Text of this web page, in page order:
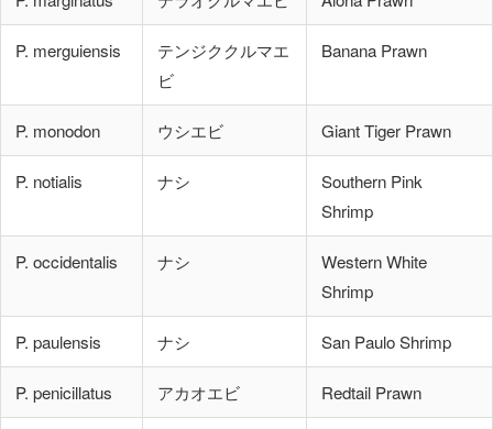
P. merguiensis
テンジククルマエ
ビ
Banana Prawn
P. monodon ウシエビ Giant Tiger Prawn
P. notialis ナシ
Southern Pink
Shrimp
P. occidentalis ナシ
Western White
Shrimp
P. paulensis ナシ San Paulo Shrimp
P. penicillatus アカオエビ Redtail Prawn